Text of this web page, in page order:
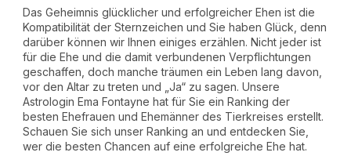
Das Geheimnis glücklicher und erfolgreicher Ehen ist die
Kompatibilität der Sternzeichen und Sie haben Glück, denn
darüber können wir Ihnen einiges erzählen. Nicht jeder ist
für die Ehe und die damit verbundenen Verpflichtungen
geschaffen, doch manche träumen ein Leben lang davon,
vor den Altar zu treten und „Ja“ zu sagen. Unsere
Astrologin Ema Fontayne hat für Sie ein Ranking der
besten Ehefrauen und Ehemänner des Tierkreises erstellt.
Schauen Sie sich unser Ranking an und entdecken Sie,
wer die besten Chancen auf eine erfolgreiche Ehe hat.